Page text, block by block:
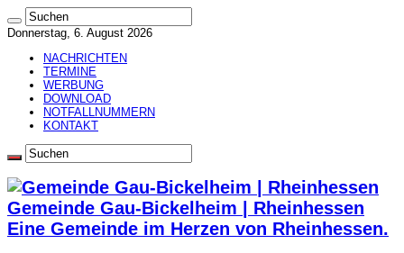
Donnerstag, 6. August 2026
NACHRICHTEN
TERMINE
WERBUNG
DOWNLOAD
NOTFALLNUMMERN
KONTAKT
Gemeinde Gau-Bickelheim | Rheinhessen
Eine Gemeinde im Herzen von Rheinhessen.